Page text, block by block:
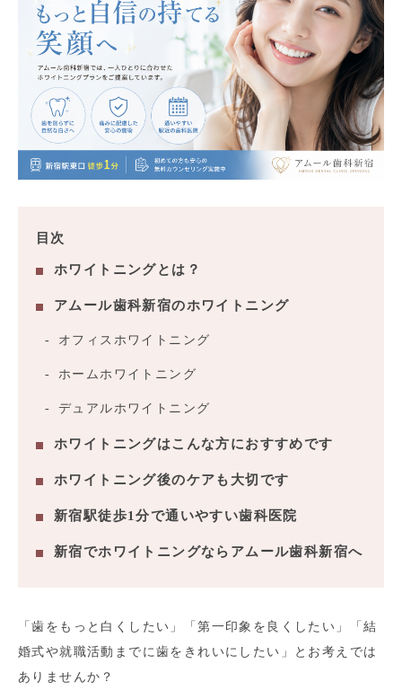
目次
ホワイトニングとは？
アムール歯科新宿のホワイトニング
オフィスホワイトニング
ホームホワイトニング
デュアルホワイトニング
ホワイトニングはこんな方におすすめです
ホワイトニング後のケアも大切です
新宿駅徒歩1分で通いやすい歯科医院
新宿でホワイトニングならアムール歯科新宿へ
「歯をもっと白くしたい」「第一印象を良くしたい」「結
婚式や就職活動までに歯をきれいにしたい」とお考えでは
ありませんか？